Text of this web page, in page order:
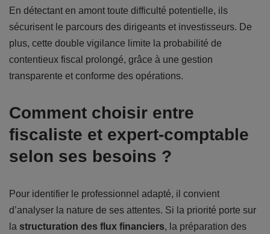
En détectant en amont toute difficulté potentielle, ils
sécurisent le parcours des dirigeants et investisseurs. De
plus, cette double vigilance limite la probabilité de
contentieux fiscal prolongé, grâce à une gestion
transparente et conforme des opérations.
Comment choisir entre
fiscaliste et expert-comptable
selon ses besoins ?
Pour identifier le professionnel adapté, il convient
d’analyser la nature de ses attentes. Si la priorité porte sur
la structuration des flux financiers, la préparation des